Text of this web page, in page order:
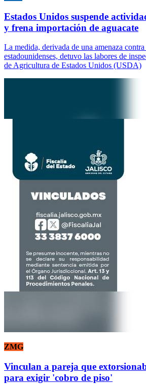
Estados Unidos suspende
y frena importación de aguacate
La medida, derivada de una amenaza contra
estadounidenses, detuvo las labores de
de Agricultura de Estados Unidos (USDA)
ZMG
Vinculan a pareja que
para exigir 'cobro de piso'